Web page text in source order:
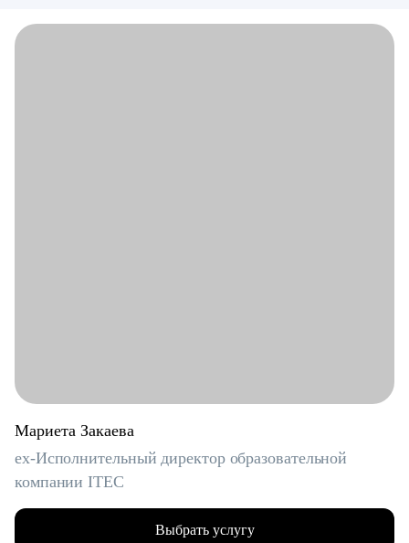
Мариета Закаева
ex-Исполнительный директор образовательной
компании ITEC
Выбрать услугу